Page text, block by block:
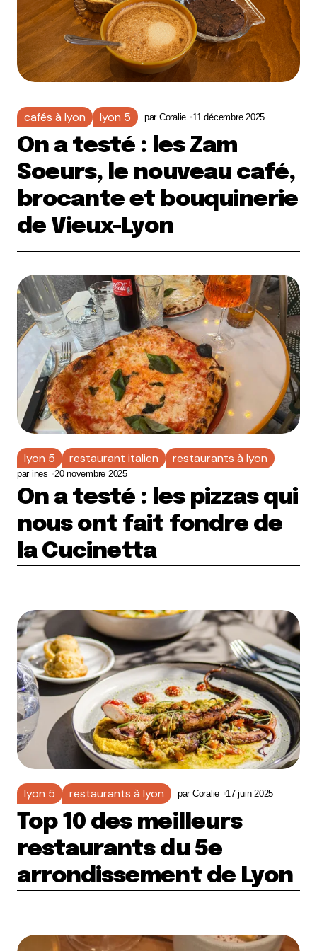
cafés à lyon lyon 5 par Coralie 11 décembre 2025
On a testé : les Zam
Soeurs, le nouveau café,
brocante et bouquinerie
de Vieux-Lyon
lyon 5 restaurant italien restaurants à lyon
par ines 20 novembre 2025
On a testé : les pizzas qui
nous ont fait fondre de
la Cucinetta
lyon 5 restaurants à lyon par Coralie 17 juin 2025
Top 10 des meilleurs
restaurants du 5e
arrondissement de Lyon